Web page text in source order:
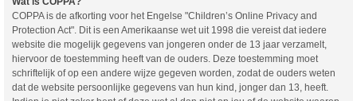
COPPA is de afkorting voor het Engelse "Children’s Online Privacy and
Protection Act". Dit is een Amerikaanse wet uit 1998 die vereist dat iedere
website die mogelijk gegevens van jongeren onder de 13 jaar verzamelt,
hiervoor de toestemming heeft van de ouders. Deze toestemming moet
schriftelijk of op een andere wijze gegeven worden, zodat de ouders weten
dat de website persoonlijke gegevens van hun kind, jonger dan 13, heeft.